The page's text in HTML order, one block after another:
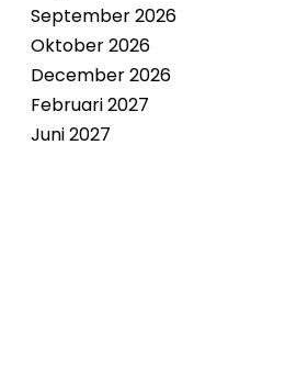
September 2026
Oktober 2026
December 2026
Februari 2027
Juni 2027